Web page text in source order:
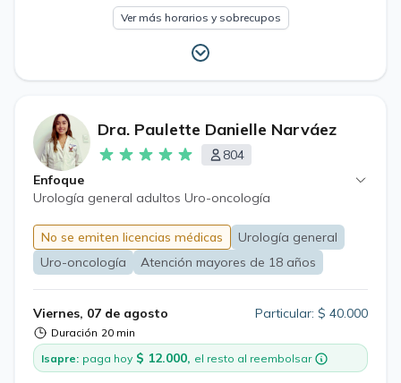
Ver más horarios y sobrecupos
Dra. Paulette Danielle Narváez
804
Enfoque
Urología general adultos Uro-oncología
No se emiten licencias médicas
Urología general
Uro-oncología
Atención mayores de 18 años
Viernes, 07 de agosto
Duración 20 min
Particular: $ 40.000
Isapre: paga hoy $ 12.000, el resto al reembolsar